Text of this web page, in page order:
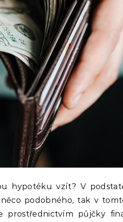
hypotéku vzít? V
podobného, tak v
prostřednictvím půjčky